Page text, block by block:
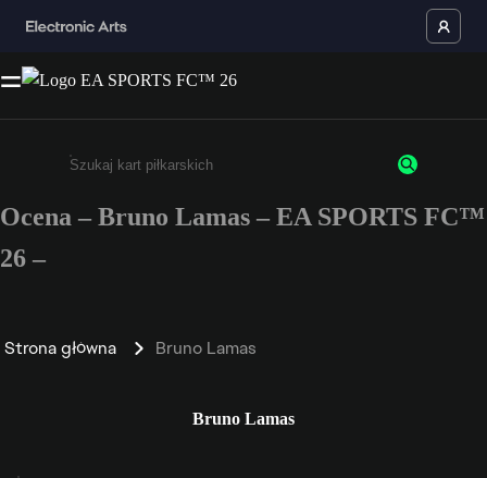
Wpisz co najmniej 3 znaki lub cyfry.
Ocena – Bruno Lamas – EA SPORTS FC™
26 –
Strona główna Bruno Lamas
Bruno Lamas